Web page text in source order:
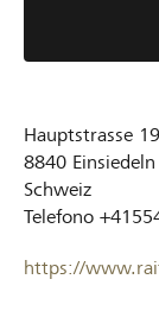
Hauptstrasse 19
8840 Einsiedeln
Schweiz
Telefono
https://